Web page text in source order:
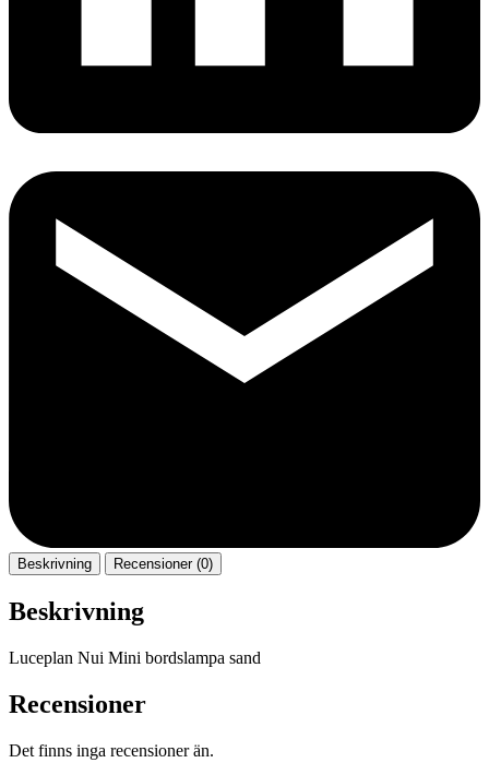
Beskrivning Recensioner (0)
Beskrivning
Luceplan Nui Mini bordslampa sand
Recensioner
Det finns inga recensioner än.